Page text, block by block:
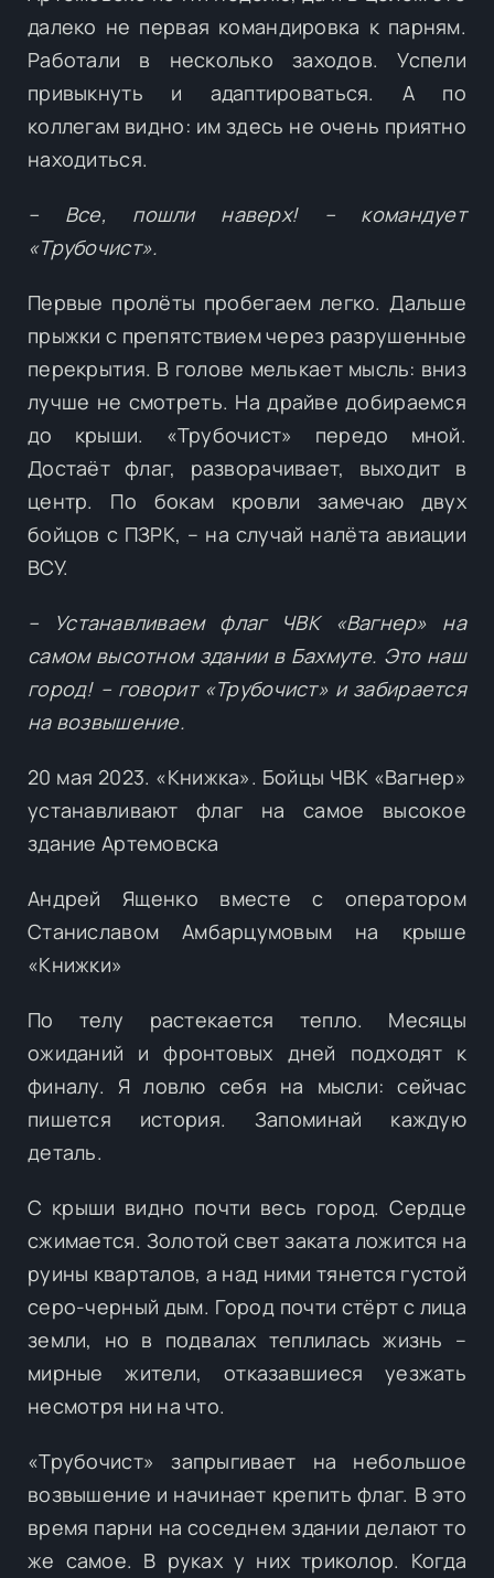
далеко не первая командировка к парням.
Работали в несколько заходов. Успели
привыкнуть и адаптироваться. А по
коллегам видно: им здесь не очень приятно
находиться.
– Все, пошли наверх! – командует
«Трубочист».
Первые пролёты пробегаем легко. Дальше
прыжки с препятствием через разрушенные
перекрытия. В голове мелькает мысль: вниз
лучше не смотреть. На драйве добираемся
до крыши. «Трубочист» передо мной.
Достаёт флаг, разворачивает, выходит в
центр. По бокам кровли замечаю двух
бойцов с ПЗРК, – на случай налёта авиации
ВСУ.
– Устанавливаем флаг ЧВК «Вагнер» на
самом высотном здании в Бахмуте. Это наш
город! – говорит «Трубочист» и забирается
на возвышение.
20 мая 2023. «Книжка». Бойцы ЧВК «Вагнер»
устанавливают флаг на самое высокое
здание Артемовска
Андрей Ященко вместе с оператором
Станиславом Амбарцумовым на крыше
«Книжки»
По телу растекается тепло. Месяцы
ожиданий и фронтовых дней подходят к
финалу. Я ловлю себя на мысли: сейчас
пишется история. Запоминай каждую
деталь.
С крыши видно почти весь город. Сердце
сжимается. Золотой свет заката ложится на
руины кварталов, а над ними тянется густой
серо-черный дым. Город почти стёрт с лица
земли, но в подвалах теплилась жизнь –
мирные жители, отказавшиеся уезжать
несмотря ни на что.
«Трубочист» запрыгивает на небольшое
возвышение и начинает крепить флаг. В это
время парни на соседнем здании делают то
же самое. В руках у них триколор. Когда